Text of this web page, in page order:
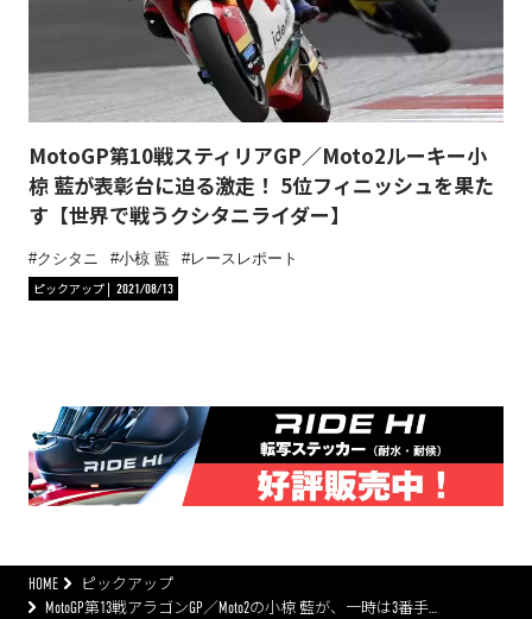
MotoGP第10戦スティリアGP／Moto2ルーキー小
椋 藍が表彰台に迫る激走！ 5位フィニッシュを果た
す【世界で戦うクシタニライダー】
クシタニ 小椋 藍
レースレポート
ピックアップ
2021/08/13
HOME
ピックアップ
MotoGP第13戦アラゴンGP／Moto2の小椋 藍が、一時は3番手…